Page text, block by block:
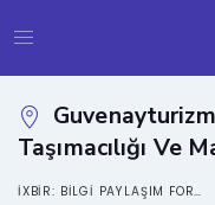
Taşımacılığı Ve
IXBIR: BILGI PAYLAŞIM FORUMU